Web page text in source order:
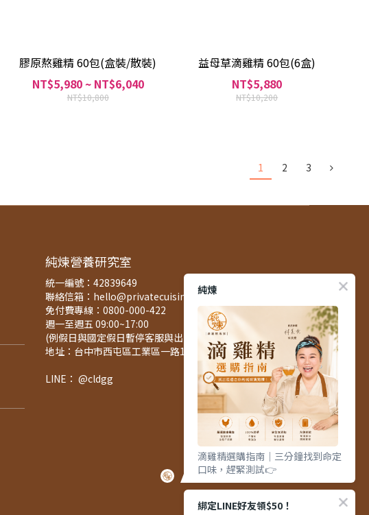
膠原熬雞精 60包(盒裝/散裝)
NT$5,980 ~ NT$6,040
NT$10,800
益母草滴雞精 60包(6盒)
NT$5,880
NT$10,200
1 2 3
純煉營養研究室
統一編號：42839649
聯絡信箱：hello@privatecuisine.tw
免付費專線：0800-000-422
週一至週五 09:00~17:00
(例假日與國定假日暫停客服與出貨服務)
地址：台中市西屯區工業區一路127之3號5樓
LINE： @cldgg
純煉
滴雞精選購指南｜三分鐘找到命定
口味，趕緊測試👉
綁定LINE好友領$50！